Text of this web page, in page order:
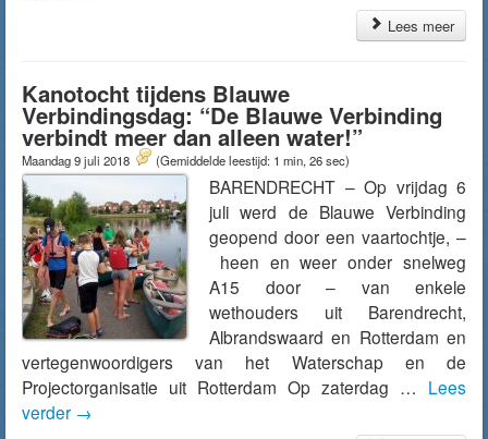
Lees meer
Kanotocht tijdens Blauwe
Verbindingsdag: “De Blauwe Verbinding
verbindt meer dan alleen water!”
Maandag 9 juli 2018 (Gemiddelde leestijd: 1 min, 26 sec)
BARENDRECHT – Op vrijdag 6
juli werd de Blauwe Verbinding
geopend door een vaartochtje, –
heen en weer onder snelweg
A15 door – van enkele
wethouders uit Barendrecht,
Albrandswaard en Rotterdam en
vertegenwoordigers van het Waterschap en de
Projectorganisatie uit Rotterdam Op zaterdag … Lees
verder →